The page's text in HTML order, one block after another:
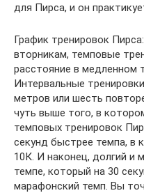
для Пирса, и он
График тренировок
вторникам, темповые
расстояние в медленном
Интервальные
метров или шесть
чуть выше того, в
темповых тренировок
секунд быстрее темпа, в
10К. И наконец, долгий и
темпе, который на 30
марафонский темп. Вы